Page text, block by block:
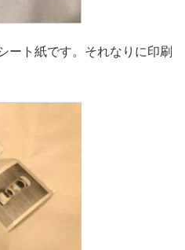
ート紙です。それなりに印刷